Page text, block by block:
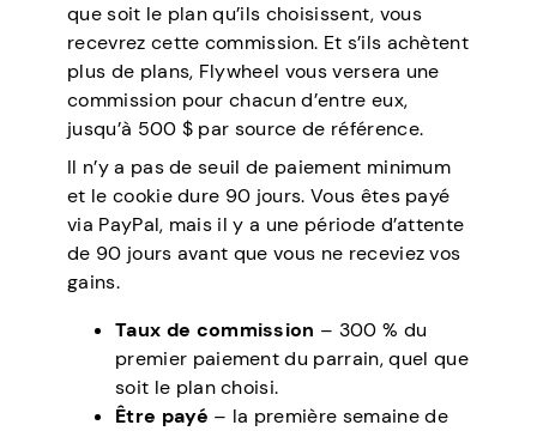
que soit le plan qu’ils choisissent, vous
recevrez cette commission. Et s’ils achètent
plus de plans, Flywheel vous versera une
commission pour chacun d’entre eux,
jusqu’à 500 $ par source de référence.
Il n’y a pas de seuil de paiement minimum
et le cookie dure 90 jours. Vous êtes payé
via PayPal, mais il y a une période d’attente
de 90 jours avant que vous ne receviez vos
gains.
Taux de commission – 300 % du
premier paiement du parrain, quel que
soit le plan choisi.
Être payé – la première semaine de